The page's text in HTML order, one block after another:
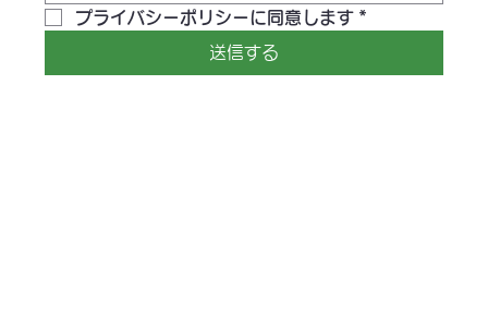
プライバシーポリシーに同意します *
送信する